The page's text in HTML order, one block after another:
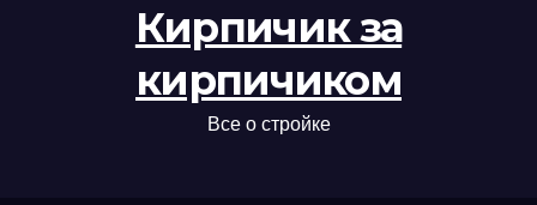
Кирпичик за
кирпичиком
Все о стройке